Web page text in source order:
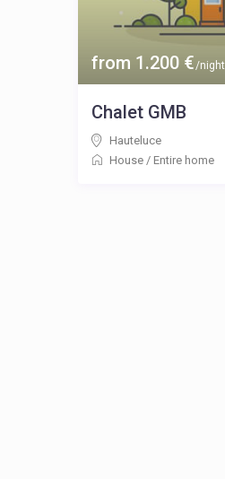
from 1.200 €/night
Chalet GMB
Hauteluce
House / Entire home